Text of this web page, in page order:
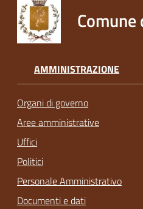
Comune
AMMINISTRAZIONE
Organi di governo
Aree amministrative
Uffici
Politici
Personale Amministrativo
Documenti e dati